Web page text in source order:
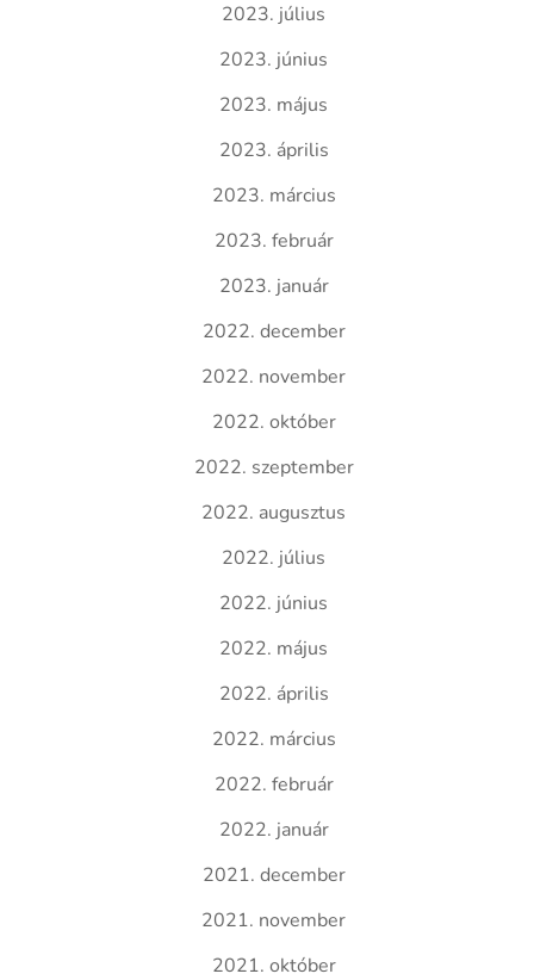
2023. július
2023. június
2023. május
2023. április
2023. március
2023. február
2023. január
2022. december
2022. november
2022. október
2022. szeptember
2022. augusztus
2022. július
2022. június
2022. május
2022. április
2022. március
2022. február
2022. január
2021. december
2021. november
2021. október